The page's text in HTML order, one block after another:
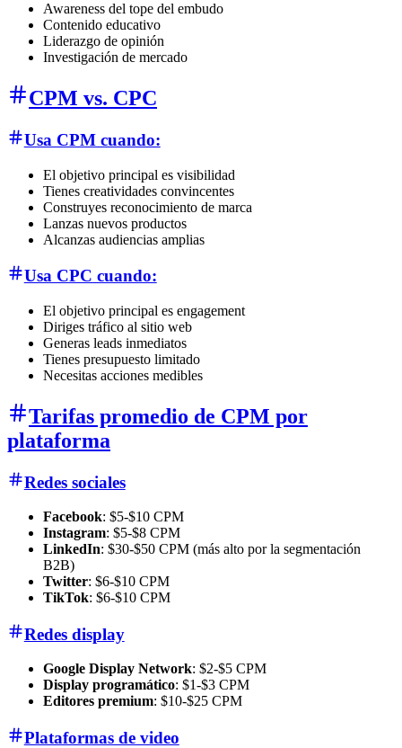
Awareness del tope del embudo
Contenido educativo
Liderazgo de opinión
Investigación de mercado
CPM vs. CPC
Usa CPM cuando:
El objetivo principal es visibilidad
Tienes creatividades convincentes
Construyes reconocimiento de marca
Lanzas nuevos productos
Alcanzas audiencias amplias
Usa CPC cuando:
El objetivo principal es engagement
Diriges tráfico al sitio web
Generas leads inmediatos
Tienes presupuesto limitado
Necesitas acciones medibles
Tarifas promedio de CPM por
plataforma
Redes sociales
Facebook: $5-$10 CPM
Instagram: $5-$8 CPM
LinkedIn: $30-$50 CPM (más alto por la segmentación
B2B)
Twitter: $6-$10 CPM
TikTok: $6-$10 CPM
Redes display
Google Display Network: $2-$5 CPM
Display programático: $1-$3 CPM
Editores premium: $10-$25 CPM
Plataformas de video